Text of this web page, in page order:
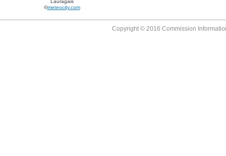
Lauragais
©meteocity.com
Copyright © 2016 Commission